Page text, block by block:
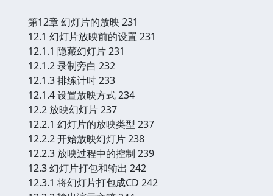
第12章 幻灯片的放映 231
12.1 幻灯片放映前的设置 231
12.1.1 隐藏幻灯片 231
12.1.2 录制旁白 232
12.1.3 排练计时 233
12.1.4 设置放映方式 234
12.2 放映幻灯片 237
12.2.1 幻灯片的放映类型 237
12.2.2 开始放映幻灯片 238
12.2.3 放映过程中的控制 239
12.3 幻灯片打包和输出 242
12.3.1 将幻灯片打包成CD 242